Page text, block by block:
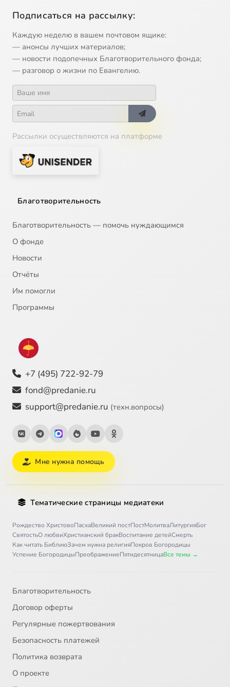
Подписаться на рассылку:
Каждую неделю в вашем почтовом ящике:
— анонсы лучших материалов;
— новости подопечных Благотворительного фонда;
— разговор о жизни по Евангелию.
Рассылки осуществляются на платформе
Благотворительность
Благотворительность — помочь нуждающимся
О фонде
Новости
Отчёты
Им помогли
Программы
+7 (495) 722-92-79
fond@predanie.ru
support@predanie.ru (техн.вопросы)
Мне нужна помощь
Тематические страницы медиатеки
Рождество ХристовоПасхаВеликий постПостМолитваЛитургияБог
СвятостьО любвиХристианский бракВоспитание детейСмерть
Как читать БиблиюЗачем нужна религияПокров Богородицы
Успение БогородицыПреображениеПятидесятницаВсе темы →
Благотворительность
Договор оферты
Регулярные пожертвования
Безопасность платежей
Политика возврата
О проекте